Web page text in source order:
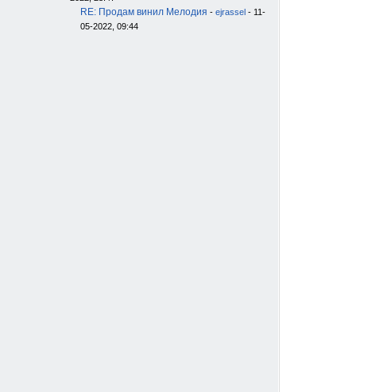
RE: Продам винил Мелодия - ejrassel - 11-
05-2022, 09:44